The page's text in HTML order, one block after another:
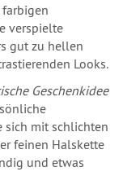
verspielte
gut zu hellen
Looks.
Geschenkidee
sich mit schlichten
feinen Halskette
und etwas